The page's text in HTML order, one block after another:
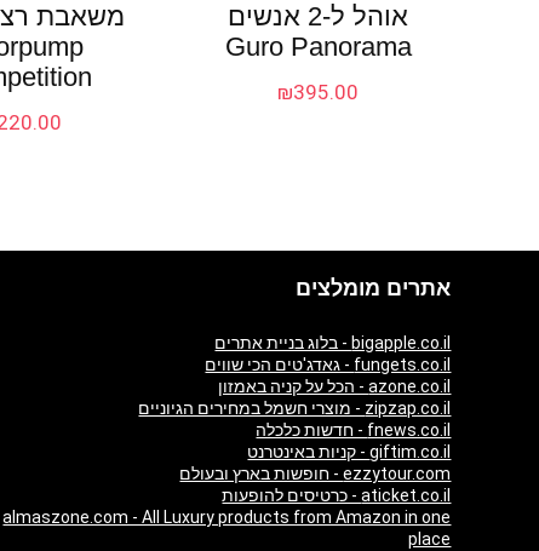
אוהל ל-2 אנשים
Guro Panorama
₪395.00
אתרים מומלצים
bigapple.co.il - בלוג בניית אתרים
fungets.co.il - גאדג'טים הכי שווים
azone.co.il - הכל על קניה באמזון
zipzap.co.il - מוצרי חשמל במחירים הגיוניים
fnews.co.il - חדשות כלכלה
giftim.co.il - קניות באינטרנט
ezzytour.com - חופשות בארץ ובעולם
aticket.co.il - כרטיסים להופעות
almaszone.com - All Luxury products from Amazon in one
place